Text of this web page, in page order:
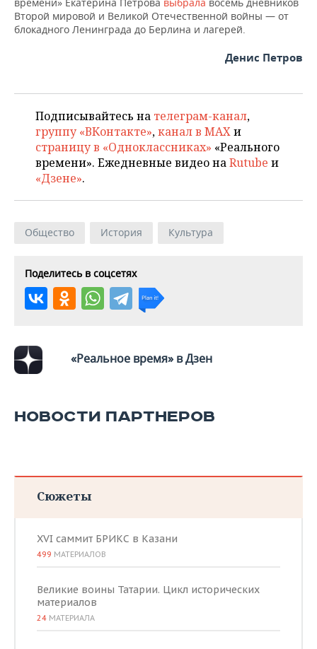
Второй мировой и Великой Отечественной войны — от
блокадного Ленинграда до Берлина и лагерей.
Денис Петров
Подписывайтесь на телеграм-канал,
группу «ВКонтакте»,канал в MAXи
страницу в «Одноклассниках» «Реального
времени». Ежедневные видео наRutube и
«Дзене».
Общество История Культура
Поделитесь в соцсетях
«Реальное время» в Дзен
НОВОСТИ ПАРТНЕРОВ
Сюжеты
XVI саммит БРИКС в Казани
499 МАТЕРИАЛОВ
Великие воины Татарии. Цикл исторических
материалов
24 МАТЕРИАЛА